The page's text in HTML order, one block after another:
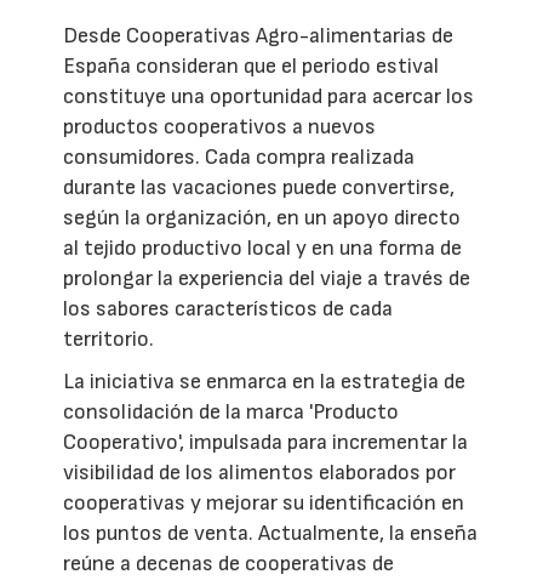
Desde Cooperativas Agro-alimentarias de
España consideran que el periodo estival
constituye una oportunidad para acercar los
productos cooperativos a nuevos
consumidores. Cada compra realizada
durante las vacaciones puede convertirse,
según la organización, en un apoyo directo
al tejido productivo local y en una forma de
prolongar la experiencia del viaje a través de
los sabores característicos de cada
territorio.
La iniciativa se enmarca en la estrategia de
consolidación de la marca 'Producto
Cooperativo', impulsada para incrementar la
visibilidad de los alimentos elaborados por
cooperativas y mejorar su identificación en
los puntos de venta. Actualmente, la enseña
reúne a decenas de cooperativas de